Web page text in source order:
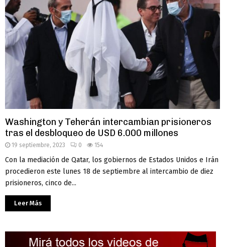
Washington y Teherán intercambian prisioneros
tras el desbloqueo de USD 6.000 millones
19 septiembre, 2023 0 154
Con la mediación de Qatar, los gobiernos de Estados Unidos e Irán
procedieron este lunes 18 de septiembre al intercambio de diez
prisioneros, cinco de...
Leer Más